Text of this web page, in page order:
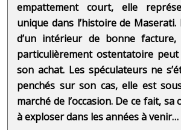
empattement court, elle
unique dans l’histoire de
d’un intérieur de bonne facture,
particulièrement ostentatoire
son achat. Les spéculateurs ne
penchés sur son cas, elle est
marché de l’occasion. De ce fait,
à exploser dans les années à venir…